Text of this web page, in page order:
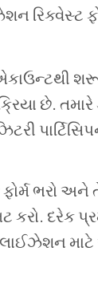
રિક્વેસ્ટ
છે.
ભરો અને
કરો. દરેક